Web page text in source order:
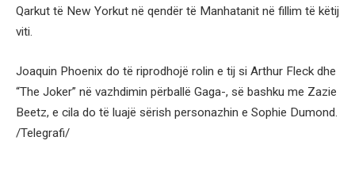
Qarkut të New Yorkut në qendër të Manhatanit në fillim të këtij
viti.
Joaquin Phoenix do të riprodhojë rolin e tij si Arthur Fleck dhe
“The Joker” në vazhdimin përballë Gaga-, së bashku me Zazie
Beetz, e cila do të luajë sërish personazhin e Sophie Dumond.
/Telegrafi/